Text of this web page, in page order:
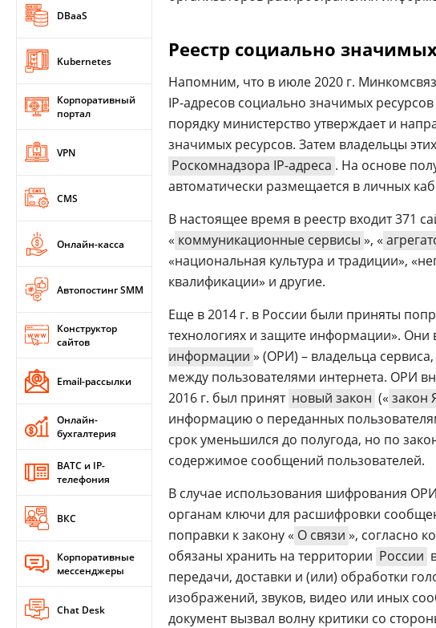
DBaaS
Kubernetes
Корпоративный
портал
VPN
CMS
Онлайн-касса
Автопостинг SMM
Конструктор
сайтов
Email-рассылки
Онлайн-
бухгалтерия
ВАТС и IP-
телефония
ВКС
Корпоративные
мессенджеры
Chat Desk
Реестр социально
Напомним, что в июле 2020 г.
IP-адресов социально значимых
порядку министерство утверждает и
значимых ресурсов. Затем владельцы
Роскомнадзора IP-адреса . На основе
автоматически размещается в личных
В настоящее время в реестр входит 371
« коммуникационные сервисы », «
«национальная культура и традиции»,
квалификации» и другие.
Еще в 2014 г. в России были приняты
технологиях и защите информации». Они
информации » (ОРИ) – владельца
между пользователями интернета. ОРИ
2016 г. был принят новый закон (« закон
информацию о переданных
срок уменьшился до полугода, но по
содержимое сообщений пользователей.
В случае использования шифрования
органам ключи для расшифровки
поправки к закону « О связи », согласно
обязаны хранить на территории России
передачи, доставки и (или) обработки
изображений, звуков, видео или иных
документ вызвал волну критики со